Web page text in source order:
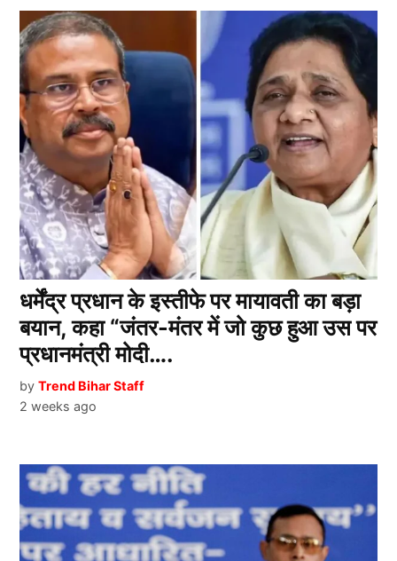
धर्मेंद्र प्रधान के इस्तीफे पर मायावती का बड़ा
बयान, कहा “जंतर-मंतर में जो कुछ हुआ उस पर
प्रधानमंत्री मोदी….
by Trend Bihar Staff
2 weeks ago